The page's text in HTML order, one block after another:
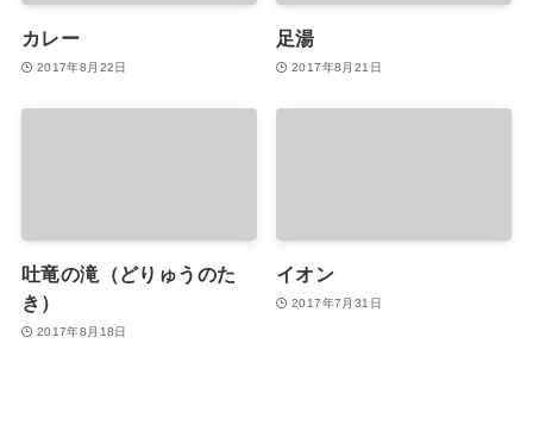
カレー
2017年8月22日
足湯
2017年8月21日
吐竜の滝（どりゅうのた
き）
2017年8月18日
イオン
2017年7月31日